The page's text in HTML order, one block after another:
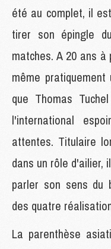
été au complet, il
tirer son épingle
matches. A 20 ans
même
que Thomas
l'international
attentes. Titulaire
dans un rôle d'ailier,
parler son sens du
des quatre
La parenthèse